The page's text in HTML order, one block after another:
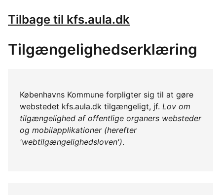
Tilbage til kfs.aula.dk
Tilgængelighedserklæring
Københavns Kommune forpligter sig til at gøre
webstedet kfs.aula.dk tilgængeligt, jf. Lov om
tilgængelighed af offentlige organers websteder
og mobilapplikationer (herefter
'webtilgængelighedsloven').